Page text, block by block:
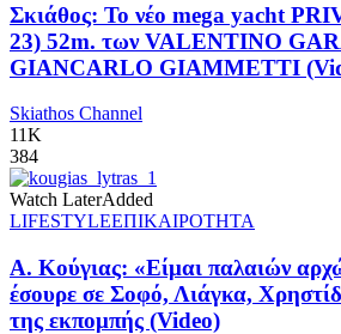
Σκιάθος: Το νέο mega yacht
23) 52m. των VALENTINO
GIANCARLO GIAMMETTI
Skiathos Channel
11K
384
Watch LaterAdded
LIFESTYLEΕΠΙΚΑΙΡΟΤΗΤΑ
Α. Κούγιας: «Είμαι παλαιών
έσουρε σε Σοφό, Λιάγκα,
της εκπομπής (Video)